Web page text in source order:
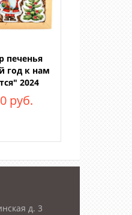
печенья
год к нам
2024
руб.
д. 3